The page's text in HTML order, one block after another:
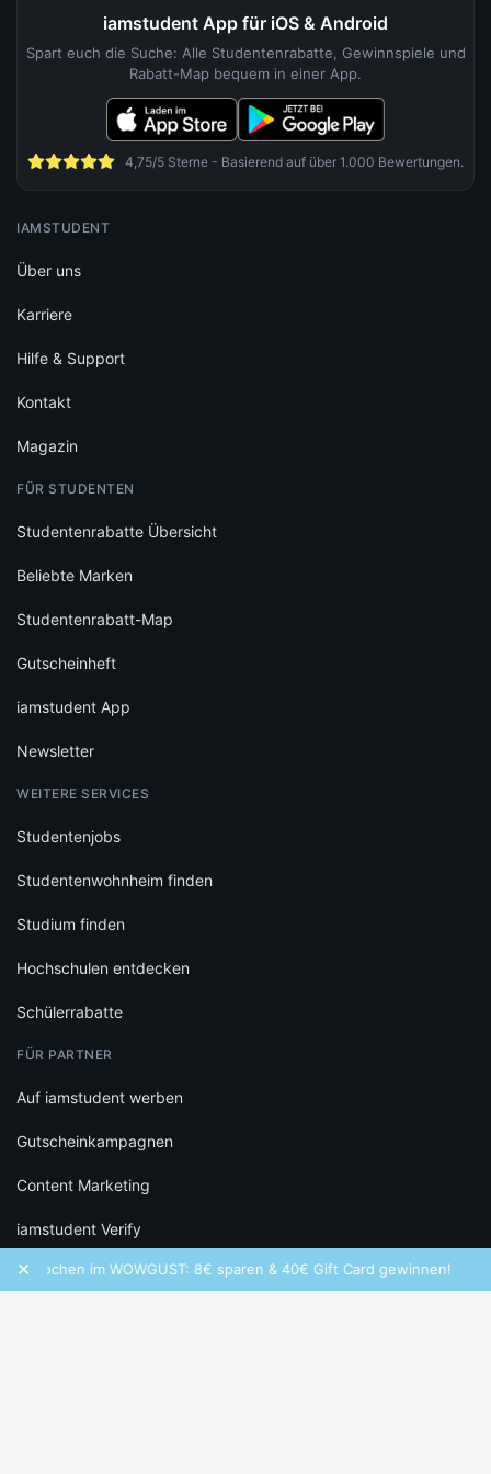
× im WOWGUST: 8€ sparen & 40€ Gift Card gewinnen!
iamstudent App für iOS & Android
Spart euch die Suche: Alle Studentenrabatte, Gewinnspiele und
Rabatt-Map bequem in einer App.
4,75/5 Sterne - Basierend auf über 1.000 Bewertungen.
IAMSTUDENT
Über uns
Karriere
Hilfe & Support
Kontakt
Magazin
FÜR STUDENTEN
Studentenrabatte Übersicht
Beliebte Marken
Studentenrabatt-Map
Gutscheinheft
iamstudent App
Newsletter
WEITERE SERVICES
Studentenjobs
Studentenwohnheim finden
Studium finden
Hochschulen entdecken
Schülerrabatte
FÜR PARTNER
Auf iamstudent werben
Gutscheinkampagnen
Content Marketing
iamstudent Verify